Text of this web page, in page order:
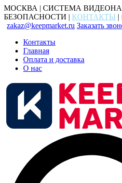
МОСКВА | СИСТЕМА
БЕЗОПАСНОСТИ | КОНТАКТЫ |
zakaz@keepmarket.ru Заказать
Контакты
Главная
Оплата и доставка
О нас